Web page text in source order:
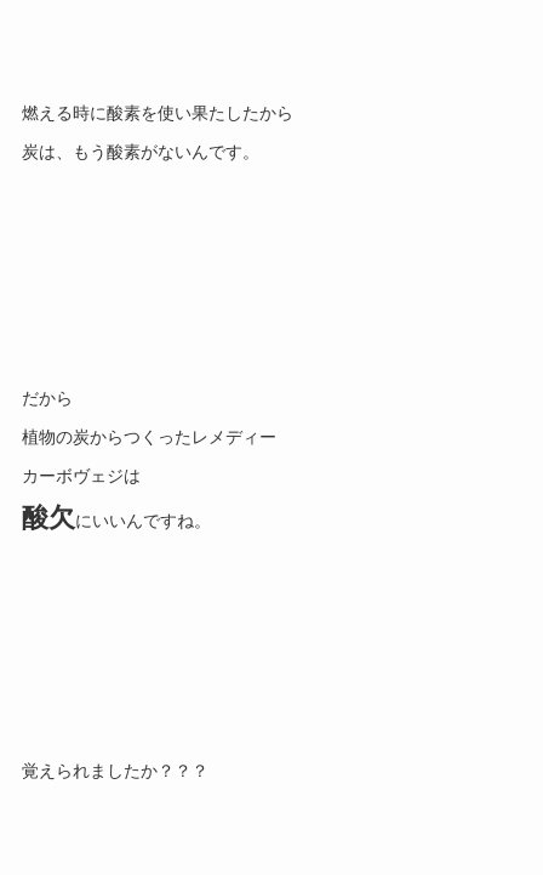
燃える時に酸素を使い果たしたから
炭は、もう酸素がないんです。
だから
植物の炭からつくったレメディー
カーボヴェジは
酸欠にいいんですね。
覚えられましたか？？？